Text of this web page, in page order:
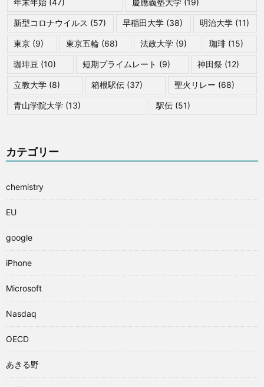
年末年始 (47) 慶應義塾大学(19)
新型コロナウイルス (57) 早稲田大学 (38) 明治大学(11)
東京 (9) 東京五輪 (68) 法政大学 (9) 珈琲 (15)
珈琲豆 (10) 短期プライムレート (9) 神田祭(12)
立教大学 (8) 箱根駅伝 (37) 聖火リレー (68)
青山学院大学 (13) 駅伝 (51)
カテゴリー
chemistry
EU
google
iPhone
Microsoft
Nasdaq
OECD
あきる野